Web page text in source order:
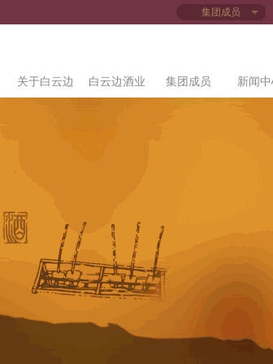
集团成员
关于白云边 白云边酒业 集团成员 新闻